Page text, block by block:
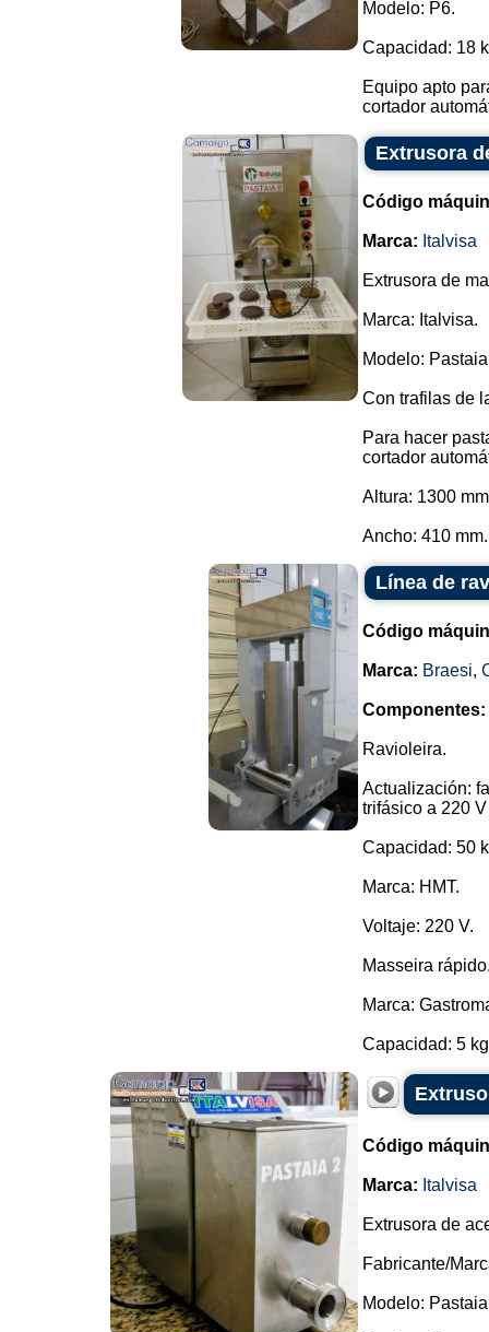
Modelo: P6.
Capacidad: 18
Equipo apto
cortador
Extrusora
Código
Marca: Italvisa
Extrusora de
Marca: Italvisa.
Modelo:
Con trafilas de
Para hacer
cortador
Altura: 1300
Ancho: 410
Línea de
Código
Marca: Braesi,
Componentes:
Ravioleira.
Actualización:
trifásico a 220
Capacidad: 50
Marca: HMT.
Voltaje: 220 V.
Masseira
Marca:
Capacidad: 5
Código
Marca: Italvisa
Extrusora de
Fabricante/
Modelo: